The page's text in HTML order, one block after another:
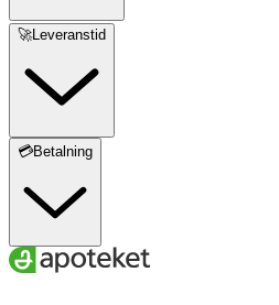
🚀Leveranstid
💳Betalning